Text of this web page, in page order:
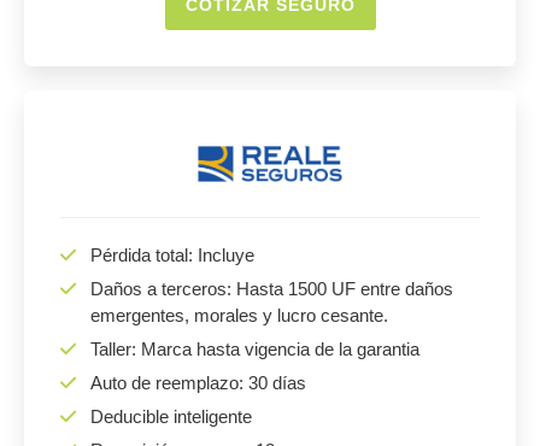
COTIZAR SEGURO
Pérdida total: Incluye
Daños a terceros: Hasta 1500 UF entre daños
emergentes, morales y lucro cesante.
Taller: Marca hasta vigencia de la garantia
Auto de reemplazo: 30 días
Deducible inteligente